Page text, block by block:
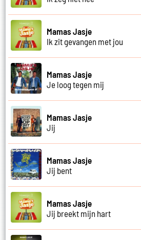
Mamas Jasje
Ik zit gevangen met jou
Mamas Jasje
Je loog tegen mij
Mamas Jasje
Jij
Mamas Jasje
Jij bent
Mamas Jasje
Jij breekt mijn hart